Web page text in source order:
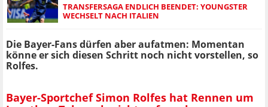
TRANSFERSAGA ENDLICH BEENDET: YOUNGSTER
WECHSELT NACH ITALIEN
Die Bayer-Fans dürfen aber aufatmen: Momentan
könne er sich diesen Schritt noch nicht vorstellen, so
Rolfes.
Bayer-Sportchef Simon Rolfes hat Rennen um